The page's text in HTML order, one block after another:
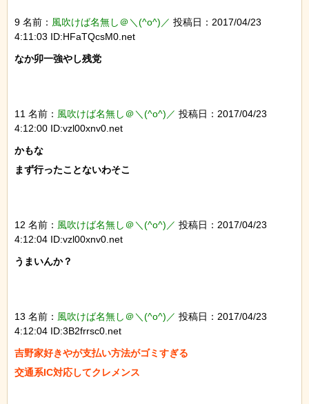
9 名前： 風吹けば名無し＠＼(^o^)／ 投稿日：2017/04/23
4:11:03 ID:HFaTQcsM0.net
なか卯一強やし残党
11 名前： 風吹けば名無し＠＼(^o^)／ 投稿日：2017/04/23
4:12:00 ID:vzl00xnv0.net
かもな
まず行ったことないわそこ
12 名前： 風吹けば名無し＠＼(^o^)／ 投稿日：2017/04/23
4:12:04 ID:vzl00xnv0.net
うまいんか？
13 名前： 風吹けば名無し＠＼(^o^)／ 投稿日：2017/04/23
4:12:04 ID:3B2frrsc0.net
吉野家好きやが支払い方法がゴミすぎる
交通系IC対応してクレメンス